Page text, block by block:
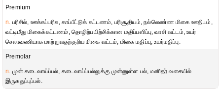
Premium
n. பரிசில், ஊக்கப்பரிசு, காப்பீட்டுக் கட்டணம், பரிசூதியம், நல்லெண்ண மிகை ஊதியம்,
வட்டிமீது மிகைக்கட்டணம், தொழிற்பயிற்சிக்கான மதிப்பளிப்பு, வாசி வட்டம், உயர்
செலாவணியாக மாற்றுவதற்குரிய மிகை வட்டம், மிகை மதிப்பு, உயர்மதிப்பு.
Premolar
n. முன் கடைவாய்ப்பல், கடைவாய்ப்பல்லுக்கு முன்னுள்ள பல், மனிதர் வகையில்
இருகதுப்புப்பல்.